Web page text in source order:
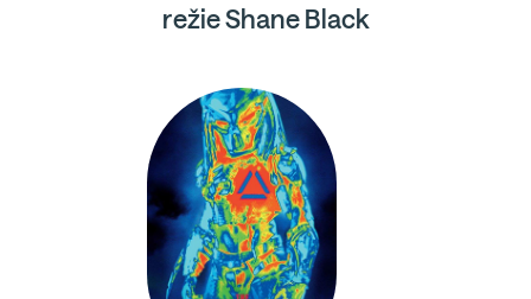
režie Shane Black